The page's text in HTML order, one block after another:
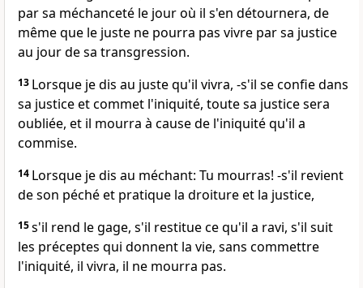
par sa méchanceté le jour où il s'en détournera, de
même que le juste ne pourra pas vivre par sa justice
au jour de sa transgression.
13 Lorsque je dis au juste qu'il vivra, -s'il se confie dans
sa justice et commet l'iniquité, toute sa justice sera
oubliée, et il mourra à cause de l'iniquité qu'il a
commise.
14 Lorsque je dis au méchant: Tu mourras! -s'il revient
de son péché et pratique la droiture et la justice,
15s'il rend le gage, s'il restitue ce qu'il a ravi, s'il suit
les préceptes qui donnent la vie, sans commettre
l'iniquité, il vivra, il ne mourra pas.